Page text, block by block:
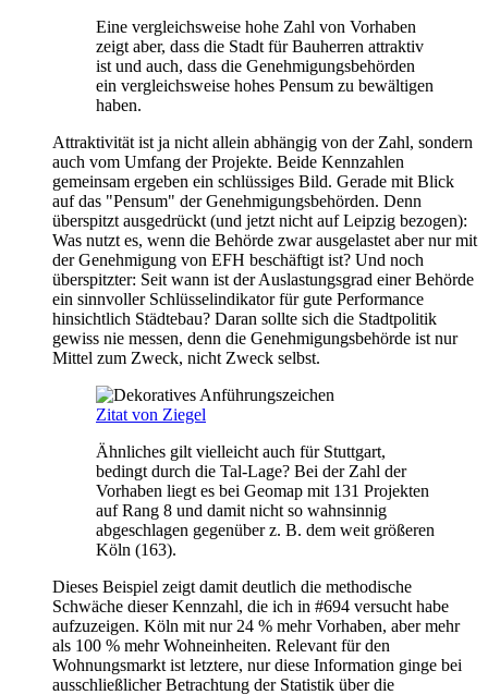
Eine vergleichsweise hohe Zahl von Vorhaben
zeigt aber, dass die Stadt für Bauherren attraktiv
ist und auch, dass die Genehmigungsbehörden
ein vergleichsweise hohes Pensum zu bewältigen
haben.
Attraktivität ist ja nicht allein abhängig von der Zahl, sondern
auch vom Umfang der Projekte. Beide Kennzahlen
gemeinsam ergeben ein schlüssiges Bild. Gerade mit Blick
auf das "Pensum" der Genehmigungsbehörden. Denn
überspitzt ausgedrückt (und jetzt nicht auf Leipzig bezogen):
Was nutzt es, wenn die Behörde zwar ausgelastet aber nur mit
der Genehmigung von EFH beschäftigt ist? Und noch
überspitzter: Seit wann ist der Auslastungsgrad einer Behörde
ein sinnvoller Schlüsselindikator für gute Performance
hinsichtlich Städtebau? Daran sollte sich die Stadtpolitik
gewiss nie messen, denn die Genehmigungsbehörde ist nur
Mittel zum Zweck, nicht Zweck selbst.
Zitat von Ziegel
Ähnliches gilt vielleicht auch für Stuttgart,
bedingt durch die Tal-Lage? Bei der Zahl der
Vorhaben liegt es bei Geomap mit 131 Projekten
auf Rang 8 und damit nicht so wahnsinnig
abgeschlagen gegenüber z. B. dem weit größeren
Köln (163).
Dieses Beispiel zeigt damit deutlich die methodische
Schwäche dieser Kennzahl, die ich in #694 versucht habe
aufzuzeigen. Köln mit nur 24 % mehr Vorhaben, aber mehr
als 100 % mehr Wohneinheiten. Relevant für den
Wohnungsmarkt ist letztere, nur diese Information ginge bei
ausschließlicher Betrachtung der Statistik über die